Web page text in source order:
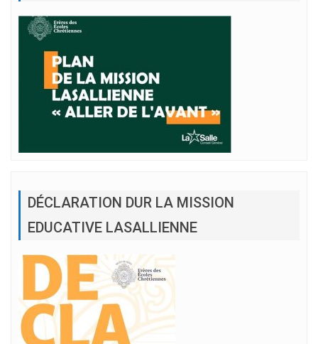
DÉCLARATION DUR LA MISSION
EDUCATIVE LASALLIENNE